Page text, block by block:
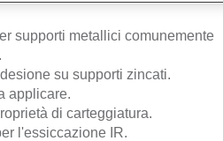
supporti metallici comunemente
su supporti zincati.
applicare.
di carteggiatura.
l'essiccazione IR.